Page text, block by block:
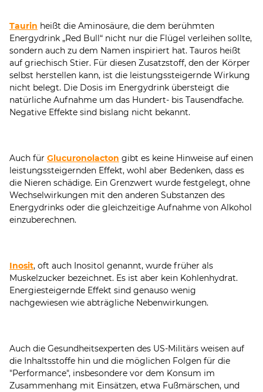
Taurin heißt die Aminosäure, die dem berühmten
Energydrink „Red Bull“ nicht nur die Flügel verleihen sollte,
sondern auch zu dem Namen inspiriert hat. Tauros heißt
auf griechisch Stier. Für diesen Zusatzstoff, den der Körper
selbst herstellen kann, ist die leistungssteigernde Wirkung
nicht belegt. Die Dosis im Energydrink übersteigt die
natürliche Aufnahme um das Hundert- bis Tausendfache.
Negative Effekte sind bislang nicht bekannt.
Auch für Glucuronolacton gibt es keine Hinweise auf einen
leistungssteigernden Effekt, wohl aber Bedenken, dass es
die Nieren schädige. Ein Grenzwert wurde festgelegt, ohne
Wechselwirkungen mit den anderen Substanzen des
Energydrinks oder die gleichzeitige Aufnahme von Alkohol
einzuberechnen.
Inosit, oft auch Inositol genannt, wurde früher als
Muskelzucker bezeichnet. Es ist aber kein Kohlenhydrat.
Energiesteigernde Effekt sind genauso wenig
nachgewiesen wie abträgliche Nebenwirkungen.
Auch die Gesundheitsexperten des US-Militärs weisen auf
die Inhaltsstoffe hin und die möglichen Folgen für die
"Performance", insbesondere vor dem Konsum im
Zusammenhang mit Einsätzen, etwa Fußmärschen, und